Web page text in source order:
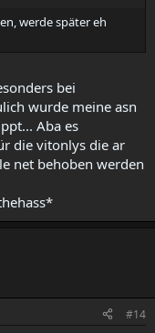
werde später eh
bei
wurde meine asn
Aba es
die vitonlys die ar
net behoben werden
#14